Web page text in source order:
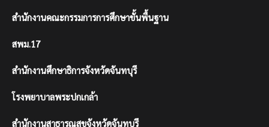
สำนักงานคณะกรรมการการศึกษาขั้นพื้นฐาน
สพม.17
สำนักงานศึกษาธิการจังหวัดจันทบุรี
โรงพยาบาลพระปกเกล้า
สำนักงานสาธารณสุขจังหวัดจันทบุรี